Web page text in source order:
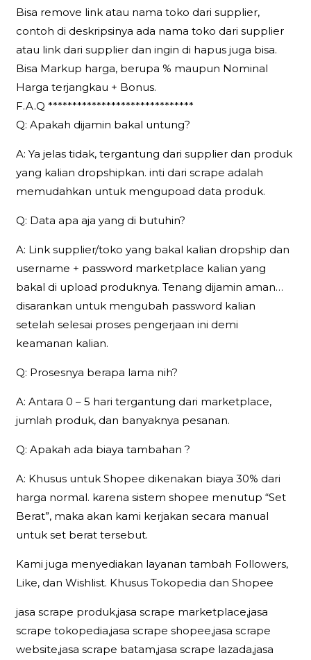
Bisa remove link atau nama toko dari supplier,
contoh di deskripsinya ada nama toko dari supplier
atau link dari supplier dan ingin di hapus juga bisa.
Bisa Markup harga, berupa % maupun Nominal
Harga terjangkau + Bonus.
F.A.Q ******************************
Q: Apakah dijamin bakal untung?
A: Ya jelas tidak, tergantung dari supplier dan produk
yang kalian dropshipkan. inti dari scrape adalah
memudahkan untuk mengupoad data produk.
Q: Data apa aja yang di butuhin?
A: Link supplier/toko yang bakal kalian dropship dan
username + password marketplace kalian yang
bakal di upload produknya. Tenang dijamin aman…
disarankan untuk mengubah password kalian
setelah selesai proses pengerjaan ini demi
keamanan kalian.
Q: Prosesnya berapa lama nih?
A: Antara 0 – 5 hari tergantung dari marketplace,
jumlah produk, dan banyaknya pesanan.
Q: Apakah ada biaya tambahan ?
A: Khusus untuk Shopee dikenakan biaya 30% dari
harga normal. karena sistem shopee menutup “Set
Berat”, maka akan kami kerjakan secara manual
untuk set berat tersebut.
Kami juga menyediakan layanan tambah Followers,
Like, dan Wishlist. Khusus Tokopedia dan Shopee
jasa scrape produk,jasa scrape marketplace,jasa
scrape tokopedia,jasa scrape shopee,jasa scrape
website,jasa scrape batam,jasa scrape lazada,jasa